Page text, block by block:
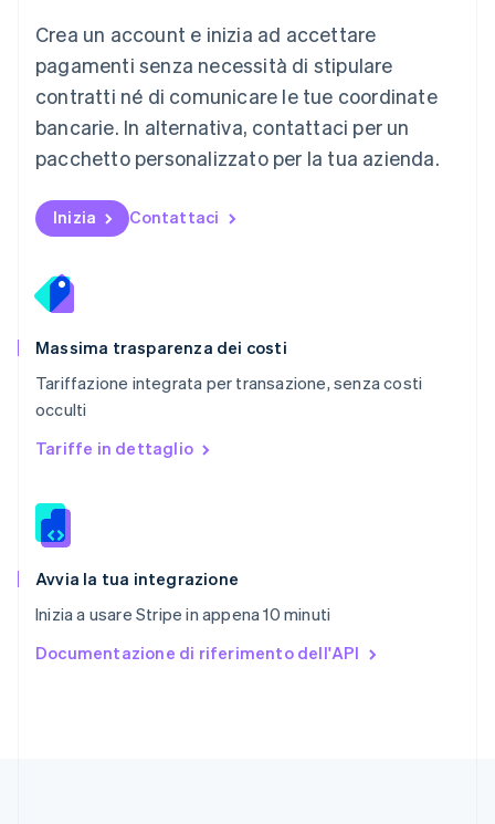
Crea un account e inizia ad accettare
pagamenti senza necessità di stipulare
contratti né di comunicare le tue coordinate
bancarie. In alternativa, contattaci per un
pacchetto personalizzato per la tua azienda.
Inizia Contattaci
Massima trasparenza dei costi
Tariffazione integrata per transazione, senza costi
occulti
Tariffe in dettaglio
Avvia la tua integrazione
Inizia a usare Stripe in appena 10 minuti
Documentazione di riferimento dell'API
EspañolEnglish
Norvegia
English
Nuova Zelanda
English
NederlandsEnglish
English
Portogallo
RAS di Hong Kong, Cina
English
English
English
Romania
English
Slovacchia
Slovenia
English Italiano
EspañolEnglish
English Español 简体中文